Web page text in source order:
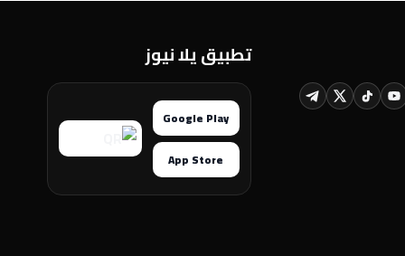
تطبيق يلا نيوز
Google Play
App Store